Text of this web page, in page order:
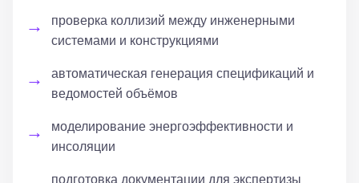
проверка коллизий между инженерными
системами и конструкциями
автоматическая генерация спецификаций и
ведомостей объёмов
моделирование энергоэффективности и
инсоляции
подготовка документации для экспертизы